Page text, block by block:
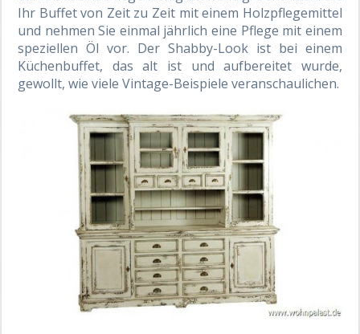
Ihr Buffet von Zeit zu Zeit mit einem Holzpflegemittel
und nehmen Sie einmal jährlich eine Pflege mit einem
speziellen Öl vor. Der Shabby-Look ist bei einem
Küchenbuffet, das alt ist und aufbereitet wurde,
gewollt, wie viele Vintage-Beispiele veranschaulichen.